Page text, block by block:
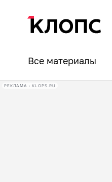
Все материалы
РЕКЛАМА • KLOPS.RU